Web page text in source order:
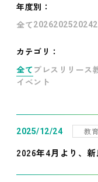
年度別 ：
全て202620252024
カテゴリ：
全て プレスリリース
イベント
2025/12/24 教
2026年4月より、